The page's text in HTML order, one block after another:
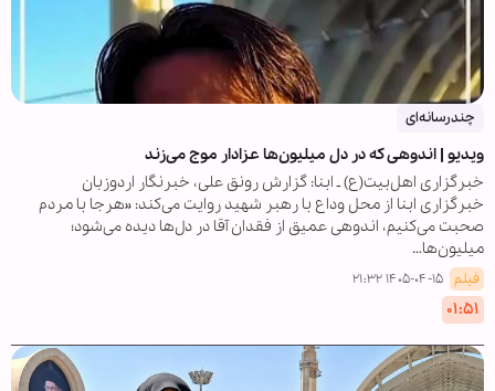
چندرسانه‌ای
ویدیو | اندوهی که در دل میلیون‌ها عزادار موج می‌زند
خبرگزاری اهل‌بیت(ع) ـ ابنا: گزارش رونق علی، خبرنگار اردوزبان
خبرگزاری ابنا از محل وداع با رهبر شهید روایت می‌کند: «هرجا با مردم
صحبت می‌کنیم، اندوهی عمیق از فقدان آقا در دل‌ها دیده می‌شود؛
میلیون‌ها…
فیلم ۱۴۰۵-۰۴-۱۵ ۲۱:۳۲
۰۱:۵۱